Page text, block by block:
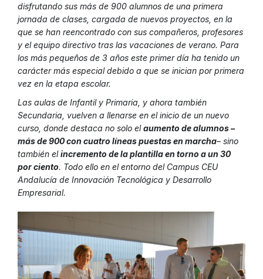
disfrutando sus más de 900 alumnos de una primera
jornada de clases, cargada de nuevos proyectos, en la
que se han reencontrado con sus compañeros, profesores
y el equipo directivo tras las vacaciones de verano. Para
los más pequeños de 3 años este primer día ha tenido un
carácter más especial debido a que se inician por primera
vez en la etapa escolar.
Las aulas de Infantil y Primaria, y ahora también
Secundaria, vuelven a llenarse en el inicio de un nuevo
curso, donde destaca no solo elaumento de alumnos –
más de 900 con cuatro líneas puestas en marcha– sino
también elincremento de la plantilla en torno a un 30
por ciento. Todo ello en el entorno del Campus CEU
Andalucía de Innovación Tecnológica y Desarrollo
Empresarial.